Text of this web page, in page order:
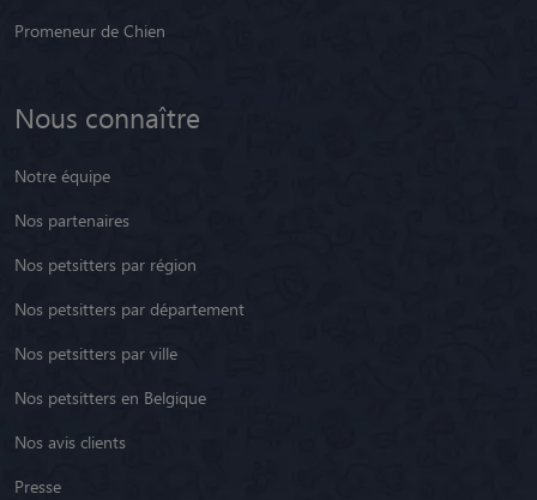
Promeneur de Chien
Nous connaître
Notre équipe
Nos partenaires
Nos petsitters par région
Nos petsitters par département
Nos petsitters par ville
Nos petsitters en Belgique
Nos avis clients
Presse